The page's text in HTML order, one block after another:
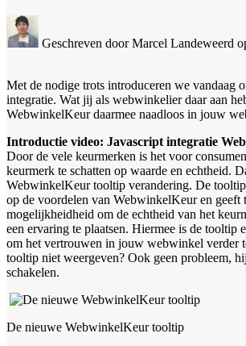
Geschreven door Marcel Landeweerd
Met de nodige trots introduceren we vandaag
integratie. Wat jij als webwinkelier daar aan
WebwinkelKeur daarmee naadloos in jouw
Introductie video: Javascript integratie
Door de vele keurmerken is het voor
keurmerk te schatten op waarde en echtheid.
WebwinkelKeur tooltip verandering. De
op de voordelen van WebwinkelKeur en geeft
mogelijkheidheid om de echtheid van het
een ervaring te plaatsen. Hiermee is de tooltip
om het vertrouwen in jouw webwinkel verder
tooltip niet weergeven? Ook geen probleem,
schakelen.
De nieuwe WebwinkelKeur tooltip